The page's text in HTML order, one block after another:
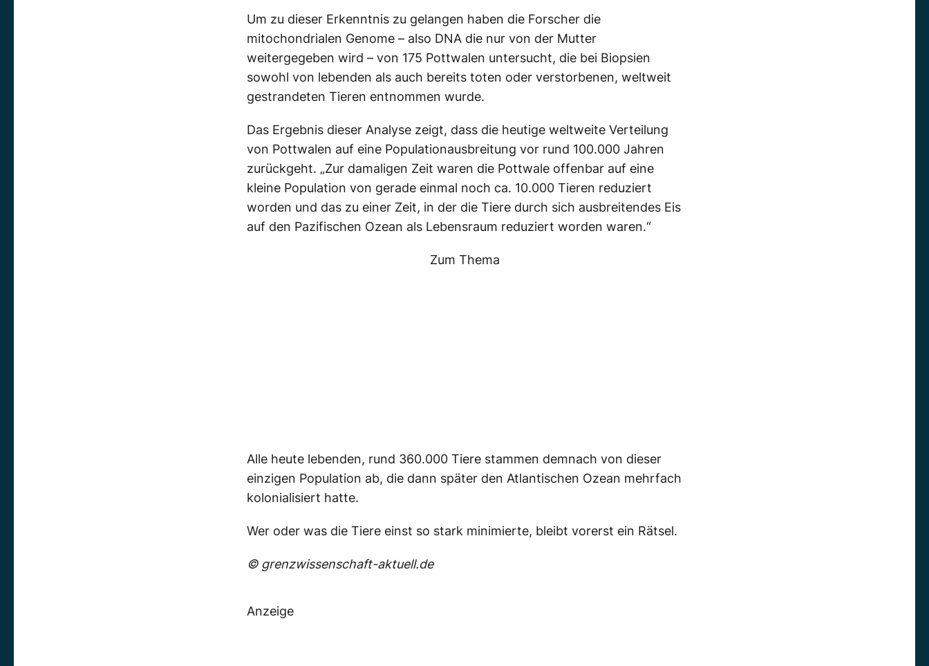
Um zu dieser Erkenntnis zu gelangen haben die Forscher die
mitochondrialen Genome – also DNA die nur von der Mutter
weitergegeben wird – von 175 Pottwalen untersucht, die bei Biopsien
sowohl von lebenden als auch bereits toten oder verstorbenen, weltweit
gestrandeten Tieren entnommen wurde.
Das Ergebnis dieser Analyse zeigt, dass die heutige weltweite Verteilung
von Pottwalen auf eine Populationausbreitung vor rund 100.000 Jahren
zurückgeht. „Zur damaligen Zeit waren die Pottwale offenbar auf eine
kleine Population von gerade einmal noch ca. 10.000 Tieren reduziert
worden und das zu einer Zeit, in der die Tiere durch sich ausbreitendes Eis
auf den Pazifischen Ozean als Lebensraum reduziert worden waren.“
Zum Thema
Alle heute lebenden, rund 360.000 Tiere stammen demnach von dieser
einzigen Population ab, die dann später den Atlantischen Ozean mehrfach
kolonialisiert hatte.
Wer oder was die Tiere einst so stark minimierte, bleibt vorerst ein Rätsel.
© grenzwissenschaft-aktuell.de
Anzeige